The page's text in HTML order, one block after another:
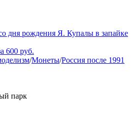
дня рождения Я. Купалы в запайке
600 руб.
/Монеты/Россия после 1991
парк